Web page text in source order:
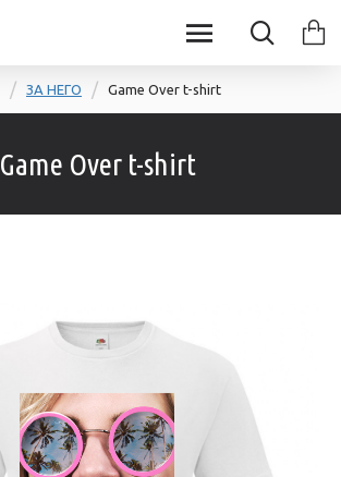
ЗА НЕГО Game Over t-shirt
Game Over t-shirt